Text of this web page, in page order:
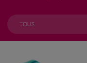
TOUS